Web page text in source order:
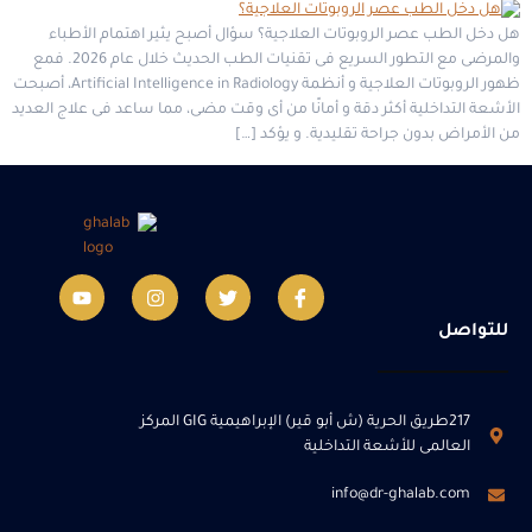
هل دخل الطب عصر الروبوتات العلاجية؟ سؤال أصبح يثير اهتمام الأطباء
والمرضى مع التطور السريع فى تقنيات الطب الحديث خلال عام 2026. فمع
ظهور الروبوتات العلاجية و أنظمة Artificial Intelligence in Radiology، أصبحت
الأشعة التداخلية أكثر دقة و أمانًا من أى وقت مضى، مما ساعد فى علاج العديد
من الأمراض بدون جراحة تقليدية. و يؤكد […]
للتواصل
217طريق الحرية (ش أبو قير) الإبراهيمية GIG المركز
العالمى للأشعة التداخلية
info@dr-ghalab.com